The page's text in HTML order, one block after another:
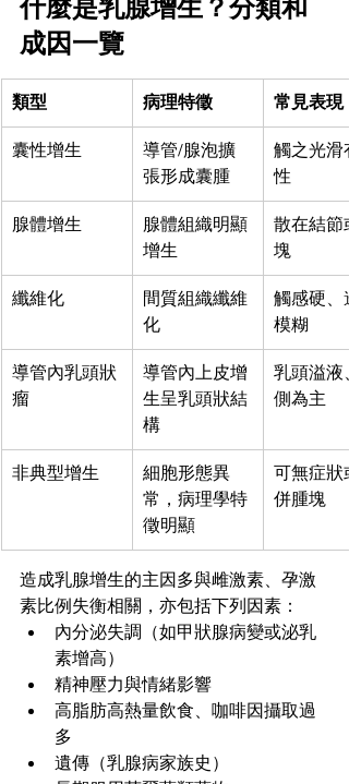
什麼是乳腺增生？分類和
成因一覽
類型 病理特徵 常見表現
囊性增生
導管/腺泡擴
張形成囊腫
觸之光滑
性
腺體增生
腺體組織明顯
增生
散在結節
塊
纖維化
間質組織纖維
化
觸感硬、
模糊
導管內乳頭狀
瘤
導管內上皮增
生呈乳頭狀結
構
乳頭溢液
側為主
非典型增生
細胞形態異
常，病理學特
徵明顯
可無症狀
併腫塊
造成乳腺增生的主因多與雌激素、孕激
素比例失衡相關，亦包括下列因素：
內分泌失調（如甲狀腺病變或泌乳
素增高）
精神壓力與情緒影響
高脂肪高熱量飲食、咖啡因攝取過
多
遺傳（乳腺病家族史）